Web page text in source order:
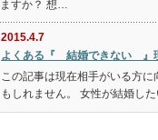
すか？ 想…
2015.4.7
よくある『 結婚できない 』
この記事は現在相手がいる方に
もしれません。 女性が結婚し